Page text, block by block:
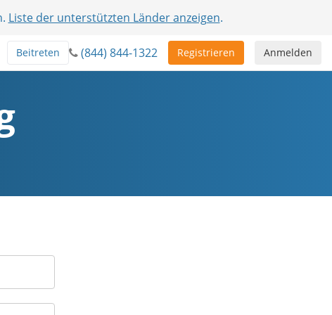
Liste der unterstützten Länder anzeigen.
Anmelden
Registrieren
(844) 844-1322
Beitreten